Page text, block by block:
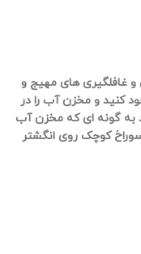
غافلگیری های مهیج و
کنید و مخزن آب را در
به گونه ای که مخزن آب
کوچک روی انگشتر